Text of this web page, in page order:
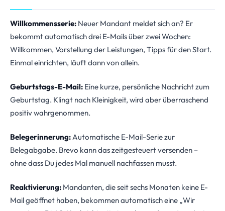
Willkommensserie: Neuer Mandant meldet sich an? Er
bekommt automatisch drei E-Mails über zwei Wochen:
Willkommen, Vorstellung der Leistungen, Tipps für den Start.
Einmal einrichten, läuft dann von allein.
Geburtstags-E-Mail: Eine kurze, persönliche Nachricht zum
Geburtstag. Klingt nach Kleinigkeit, wird aber überraschend
positiv wahrgenommen.
Belegerinnerung: Automatische E-Mail-Serie zur
Belegabgabe. Brevo kann das zeitgesteuert versenden –
ohne dass Du jedes Mal manuell nachfassen musst.
Reaktivierung: Mandanten, die seit sechs Monaten keine E-
Mail geöffnet haben, bekommen automatisch eine „Wir